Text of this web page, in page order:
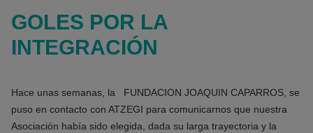
GOLES POR LA
INTEGRACIÓN
Hace unas semanas, la FUNDACION JOAQUIN CAPARROS, se
puso en contacto con ATZEGI para comunicarnos que nuestra
Asociación había sido elegida, dada su larga trayectoria y la